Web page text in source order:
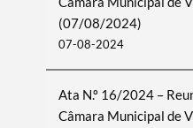
(07/08/2024)
07-08-2024
Ata N.º 16/2024 –
Câmara Municipal de